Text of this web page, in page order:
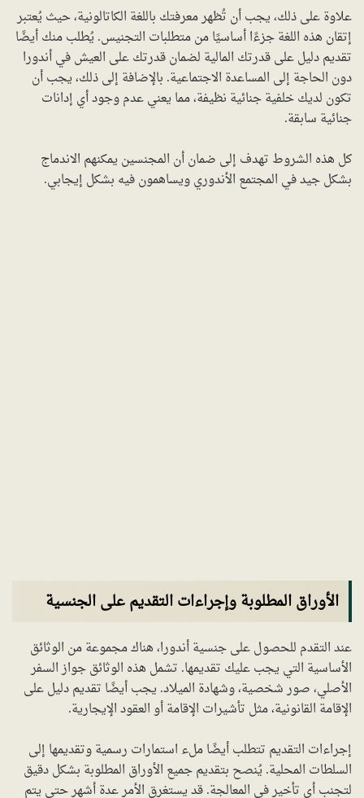
علاوة على ذلك، يجب أن تُظهر معرفتك باللغة الكاتالونية، حيث يُعتبر
إتقان هذه اللغة جزءًا أساسيًا من متطلبات التجنيس. يُطلب منك أيضًا
تقديم دليل على قدرتك المالية لضمان قدرتك على العيش في أندورا
دون الحاجة إلى المساعدة الاجتماعية. بالإضافة إلى ذلك، يجب أن
تكون لديك خلفية جنائية نظيفة، مما يعني عدم وجود أي إدانات
جنائية سابقة.
كل هذه الشروط تهدف إلى ضمان أن المجنسين يمكنهم الاندماج
بشكل جيد في المجتمع الأندوري ويساهمون فيه بشكل إيجابي.
الأوراق المطلوبة وإجراءات التقديم على الجنسية
عند التقدم للحصول على جنسية أندورا، هناك مجموعة من الوثائق
الأساسية التي يجب عليك تقديمها. تشمل هذه الوثائق جواز السفر
الأصلي، صور شخصية، وشهادة الميلاد. يجب أيضًا تقديم دليل على
الإقامة القانونية، مثل تأشيرات الإقامة أو العقود الإيجارية.
إجراءات التقديم تتطلب أيضًا ملء استمارات رسمية وتقديمها إلى
السلطات المحلية. يُنصح بتقديم جميع الأوراق المطلوبة بشكل دقيق
لتجنب أي تأخير في المعالجة. قد يستغرق الأمر عدة أشهر حتى يتم